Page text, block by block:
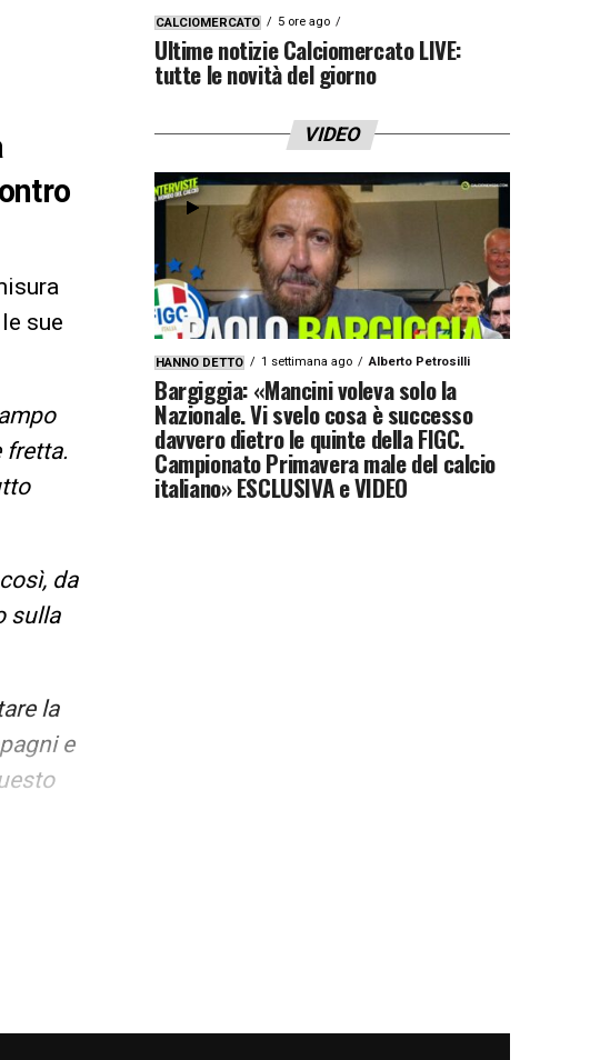
sue
fretta.
da
sulla
la
e
CALCIOMERCATO 5 ore ago
Ultime notizie Calciomercato LIVE:
tutte le novità del giorno
VIDEO
HANNO DETTO 1 settimana ago Alberto Petrosilli
Bargiggia: «Mancini voleva solo la
Nazionale. Vi svelo cosa è successo
davvero dietro le quinte della FIGC.
Campionato Primavera male del calcio
italiano» ESCLUSIVA e VIDEO